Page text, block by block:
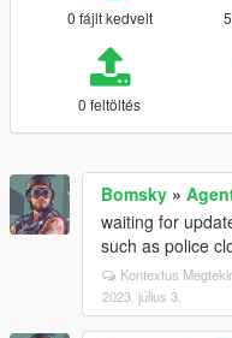
0 fájlt kedvelt
0 feltöltés
Bomsky »
waiting for
such as police
Kontextus
2023. július 3.